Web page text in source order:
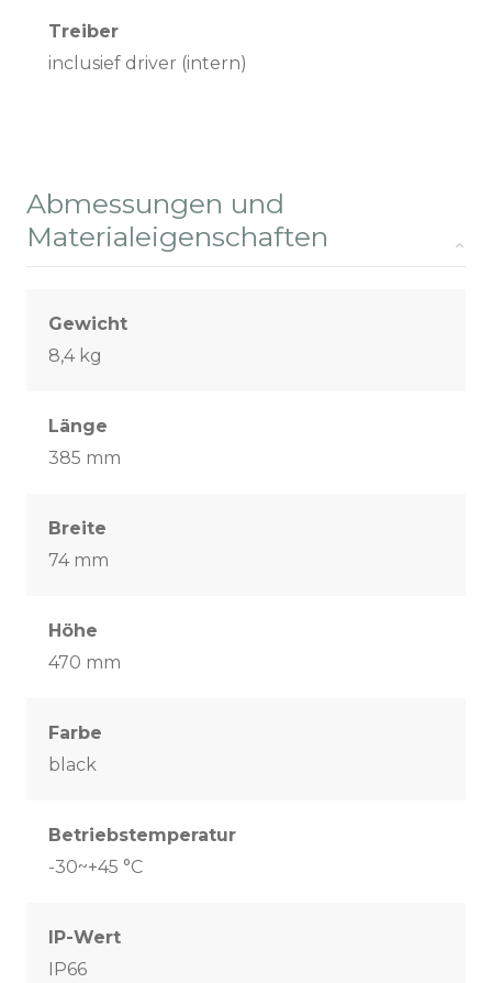
Treiber
inclusief driver (intern)
Abmessungen und
Materialeigenschaften
Gewicht
8,4 kg
Länge
385 mm
Breite
74 mm
Höhe
470 mm
Farbe
black
Betriebstemperatur
-30~+45 °C
IP-Wert
IP66